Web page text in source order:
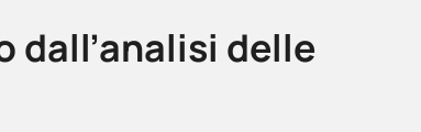
dall’analisi delle